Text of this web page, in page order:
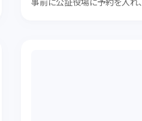
事前に公証役場に予約を入れ